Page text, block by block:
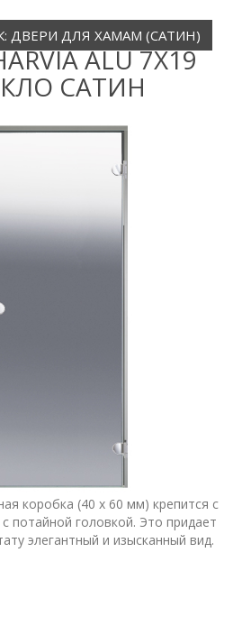
ДВЕРИ ДЛЯ ХАМАМ (САТИН)
ALU 7X19
САТИН
коробка (40 x 60 мм) крепится с
потайной головкой. Это придает
элегантный и изысканный вид.